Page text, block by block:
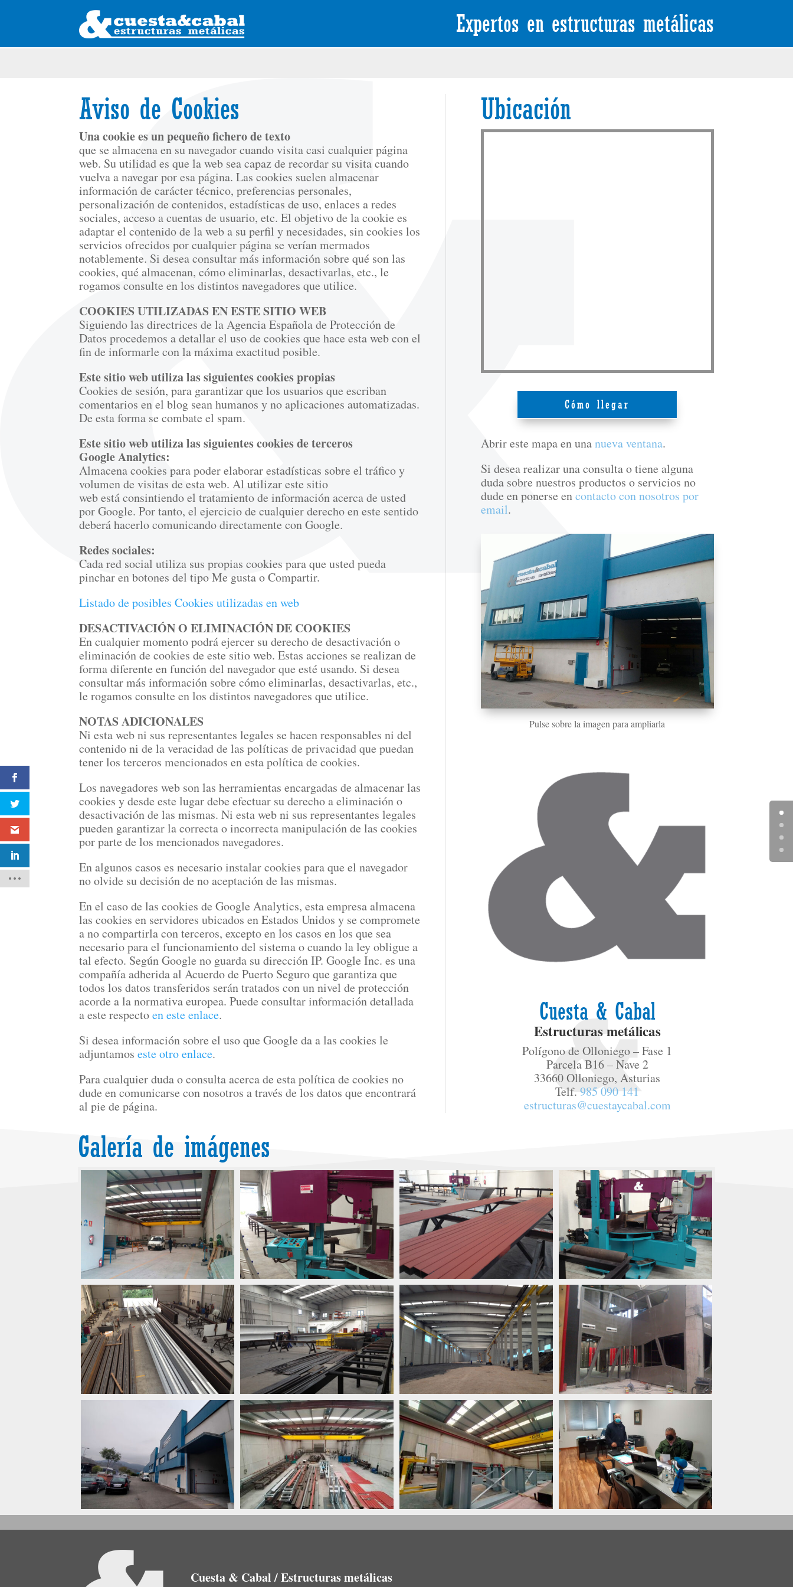
Expertos en estructuras metálicas
Aviso de Cookies
Una cookie es un pequeño fichero de texto
que se almacena en su navegador cuando visita casi cualquier página
web. Su utilidad es que la web sea capaz de recordar su visita cuando
vuelva a navegar por esa página. Las cookies suelen almacenar
información de carácter técnico, preferencias personales,
personalización de contenidos, estadísticas de uso, enlaces a redes
sociales, acceso a cuentas de usuario, etc. El objetivo de la cookie es
adaptar el contenido de la web a su perfil y necesidades, sin cookies los
servicios ofrecidos por cualquier página se verían mermados
notablemente. Si desea consultar más información sobre qué son las
cookies, qué almacenan, cómo eliminarlas, desactivarlas, etc., le
rogamos consulte en los distintos navegadores que utilice.
COOKIES UTILIZADAS EN ESTE SITIO WEB
Siguiendo las directrices de la Agencia Española de Protección de
Datos procedemos a detallar el uso de cookies que hace esta web con el
fin de informarle con la máxima exactitud posible.
Este sitio web utiliza las siguientes cookies propias
Cookies de sesión, para garantizar que los usuarios que escriban
comentarios en el blog sean humanos y no aplicaciones automatizadas.
De esta forma se combate el spam.
Este sitio web utiliza las siguientes cookies de terceros
Google Analytics:
Almacena cookies para poder elaborar estadísticas sobre el tráfico y
volumen de visitas de esta web. Al utilizar este sitio
web está consintiendo el tratamiento de información acerca de usted
por Google. Por tanto, el ejercicio de cualquier derecho en este sentido
deberá hacerlo comunicando directamente con Google.
Redes sociales:
Cada red social utiliza sus propias cookies para que usted pueda
pinchar en botones del tipo Me gusta o Compartir.
Listado de posibles Cookies utilizadas en web
DESACTIVACIÓN O ELIMINACIÓN DE COOKIES
En cualquier momento podrá ejercer su derecho de desactivación o
eliminación de cookies de este sitio web. Estas acciones se realizan de
forma diferente en función del navegador que esté usando. Si desea
consultar más información sobre cómo eliminarlas, desactivarlas, etc.,
le rogamos consulte en los distintos navegadores que utilice.
NOTAS ADICIONALES
Ni esta web ni sus representantes legales se hacen responsables ni del
contenido ni de la veracidad de las políticas de privacidad que puedan
tener los terceros mencionados en esta política de cookies.
Los navegadores web son las herramientas encargadas de almacenar las
cookies y desde este lugar debe efectuar su derecho a eliminación o
desactivación de las mismas. Ni esta web ni sus representantes legales
pueden garantizar la correcta o incorrecta manipulación de las cookies
por parte de los mencionados navegadores.
En algunos casos es necesario instalar cookies para que el navegador
no olvide su decisión de no aceptación de las mismas.
En el caso de las cookies de Google Analytics, esta empresa almacena
las cookies en servidores ubicados en Estados Unidos y se compromete
a no compartirla con terceros, excepto en los casos en los que sea
necesario para el funcionamiento del sistema o cuando la ley obligue a
tal efecto. Según Google no guarda su dirección IP. Google Inc. es una
compañía adherida al Acuerdo de Puerto Seguro que garantiza que
todos los datos transferidos serán tratados con un nivel de protección
acorde a la normativa europea. Puede consultar información detallada
a este respectoen este enlace.
Si desea información sobre el uso que Google da a las cookies le
adjuntamoseste otro enlace.
Para cualquier duda o consulta acerca de esta política de cookies no
dude en comunicarse con nosotros a través de los datos que encontrará
al pie de página.
Ubicación
Cómo llegar
Abrir este mapa en unanueva ventana.
Si desea realizar una consulta o tiene alguna
duda sobre nuestros productos o servicios no
dude en ponerse encontacto con nosotros por
email.
Pulse sobre la imagen para ampliarla
Cuesta & Cabal
Estructuras metálicas
Polígono de Olloniego – Fase 1
Parcela B16 – Nave 2
33660 Olloniego, Asturias
Telf.985 090 141
estructuras@cuestaycabal.com
Galería de imágenes
Cuesta & Cabal / Estructuras metálicas